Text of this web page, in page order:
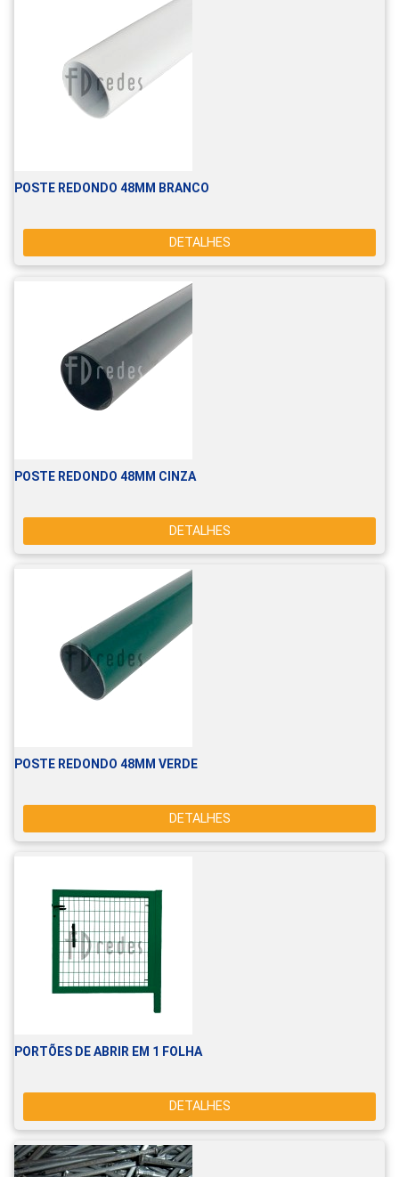
POSTE REDONDO 48MM BRANCO
DETALHES
POSTE REDONDO 48MM CINZA
DETALHES
POSTE REDONDO 48MM VERDE
DETALHES
PORTÕES DE ABRIR EM 1 FOLHA
DETALHES